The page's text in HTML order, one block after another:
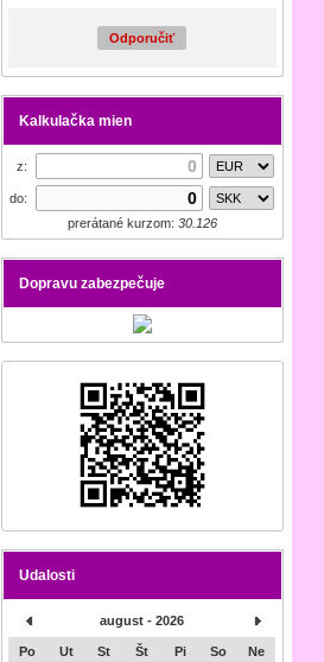
Odporučiť
Kalkulačka mien
z:
do:
prerátané kurzom: 30.126
Dopravu zabezpečuje
Udalosti
august - 2026
Po Ut St Št Pi So Ne